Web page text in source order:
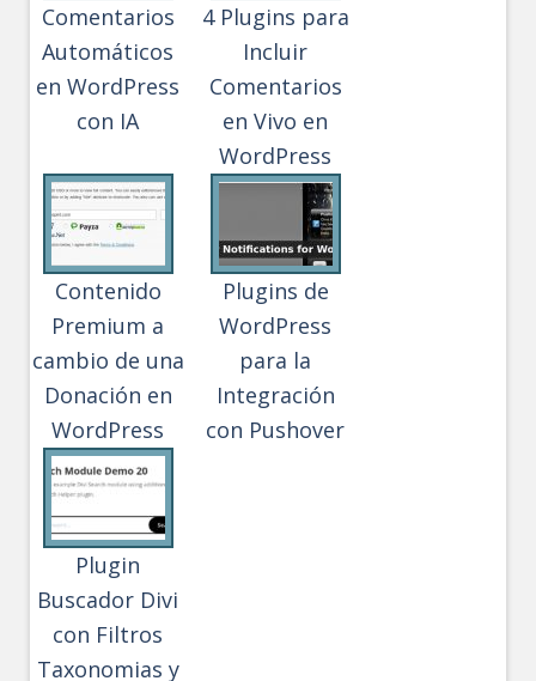
Comentarios
Automáticos
en WordPress
con IA
4 Plugins para
Incluir
Comentarios
en Vivo en
WordPress
Contenido
Premium a
cambio de una
Donación en
WordPress
Plugins de
WordPress
para la
Integración
con Pushover
Plugin
Buscador Divi
con Filtros
Taxonomias y